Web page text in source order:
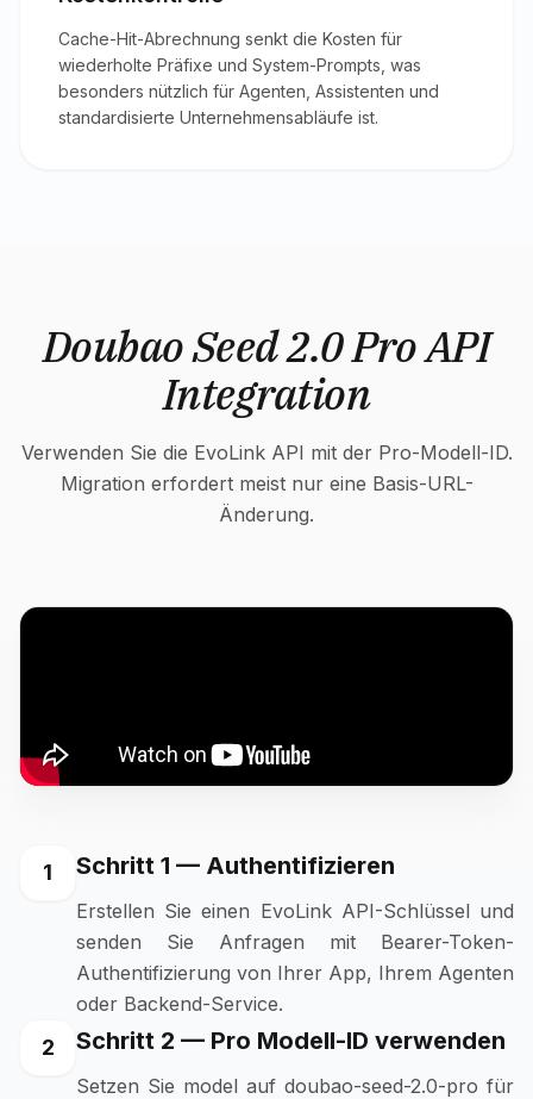
Cache-Hit-Abrechnung senkt die Kosten für
wiederholte Präfixe und System-Prompts, was
besonders nützlich für Agenten, Assistenten und
standardisierte Unternehmensabläufe ist.
Doubao Seed 2.0 Pro API
Integration
Verwenden Sie die EvoLink API mit der Pro-Modell-ID.
Migration erfordert meist nur eine Basis-URL-
Änderung.
1 Schritt 1 — Authentifizieren
Erstellen Sie einen EvoLink API-Schlüssel und
senden Sie Anfragen mit Bearer-Token-
Authentifizierung von Ihrer App, Ihrem Agenten
oder Backend-Service.
2 Schritt 2 — Pro Modell-ID verwenden
Setzen Sie model auf doubao-seed-2.0-pro für